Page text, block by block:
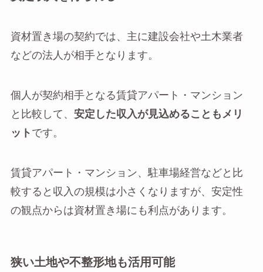
資材置き場の契約では、主に建設会社や土木業者
などの法人が相手となります。
個人が契約相手となる賃貸アパート・マンション
と比較して、 安定した収入が見込めることもメリ
ット です。
賃貸アパート・マンション、駐車場経営などと比
較すると収入の規模は小さくなりますが、安定性
の観点からは資材置き場にも利点があります。
狭い土地や不整形地も活用可能